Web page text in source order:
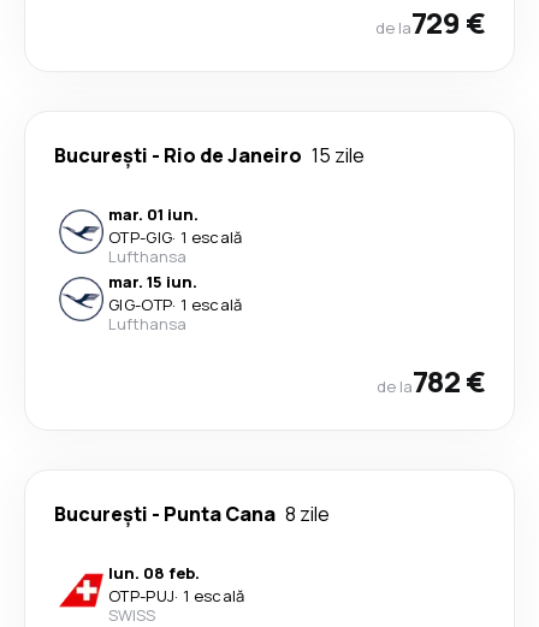
de la729 €
București - Rio de Janeiro 15 zile
mar. 01 iun.
OTP-GIG· 1 escală
Lufthansa
mar. 15 iun.
GIG-OTP· 1 escală
Lufthansa
de la782 €
București - Punta Cana 8 zile
lun. 08 feb.
OTP-PUJ· 1 escală
SWISS